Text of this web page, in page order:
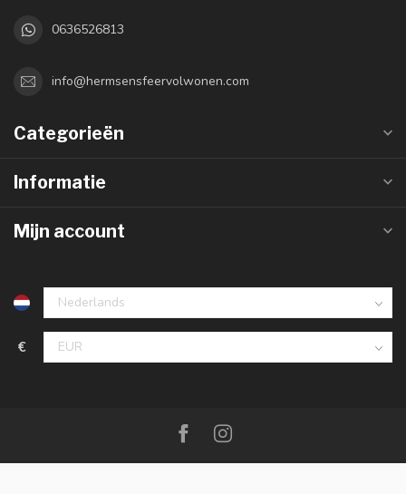
0636526813
info@hermsensfeervolwonen.com
Categorieën
Informatie
Mijn account
€